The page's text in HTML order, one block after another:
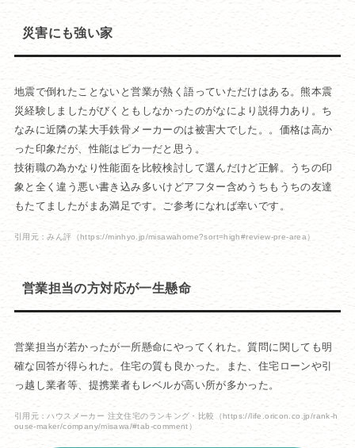
災害にも強い家
地震で倒れたことないと営業が熱く語っていただけはある。熊本震
災経験しましたがびくともしなかったのがなにより説得力あり。ち
なみに近隣の某大手鉄骨メーカーのは被害大でした。。価格は高か
った印象だが、性能はピカ一だと思う。
技術職の為かなり性能面を比較検討して選んだけど正解。うちの印
象と全く違う悪い書き込み多いけどアフター含めうちもうちの友達
もたてましたがまあ満足です。ご参考になれば幸いです。
引用元：みん評 （https://minhyo.jp/misawahome?sort=high#review-pre-area）
営業担当の方対応が一生懸命
営業担当が若かったが一所懸命にやってくれた。質問に関しても明
確な回答が得られた。住宅の質も良かった。また、住宅ローンや引
っ越し業者等、提携業者もレベルが高い所が多かった。
引用元：ハウスメーカー 注文住宅のランキング・比較
（https://life.oricon.co.jp/rank-h
ouse-maker/company/misawa/#tab-comment）